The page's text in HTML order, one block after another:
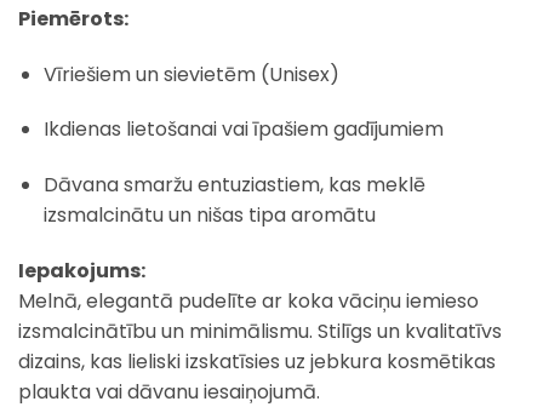
Piemērots:
Vīriešiem un sievietēm (Unisex)
Ikdienas lietošanai vai īpašiem gadījumiem
Dāvana smaržu entuziastiem, kas meklē
izsmalcinātu un nišas tipa aromātu
Iepakojums:
Melnā, elegantā pudelīte ar koka vāciņu iemieso
izsmalcinātību un minimālismu. Stilīgs un kvalitatīvs
dizains, kas lieliski izskatīsies uz jebkura kosmētikas
plaukta vai dāvanu iesaiņojumā.